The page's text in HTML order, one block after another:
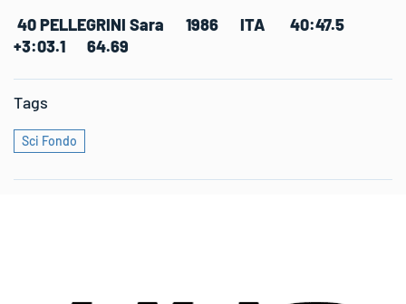
40 PELLEGRINI Sara 1986 ITA 40:47.5
+3:03.1 64.69
Tags
Sci Fondo